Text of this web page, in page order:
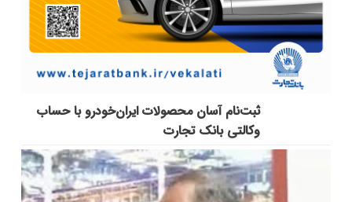
ثبت‌نام آسان محصولات ایران‌خودرو با حساب
وکالتی بانک تجارت